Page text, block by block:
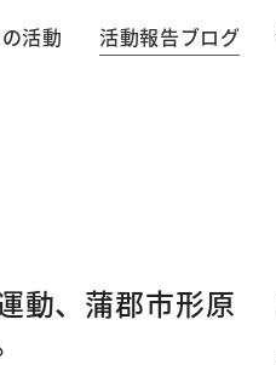
活動 活動報告ブログ
動、蒲郡市形原